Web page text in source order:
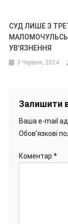
СУД ЛИШЕ З
УВ’ЯЗНЕННЯ
3 Червня, 2024
Залишити
Ваша e-mail
Обов’язкові
Коментар *